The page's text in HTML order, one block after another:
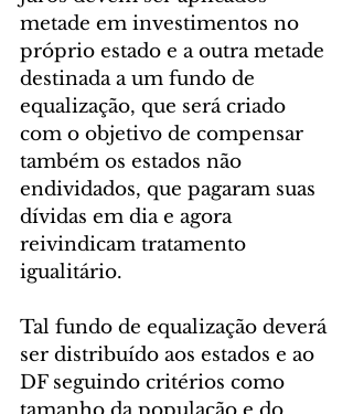
metade em investimentos no
próprio estado e a outra metade
destinada a um fundo de
equalização, que será criado
com o objetivo de compensar
também os estados não
endividados, que pagaram suas
dívidas em dia e agora
reivindicam tratamento
igualitário.
Tal fundo de equalização deverá
ser distribuído aos estados e ao
DF seguindo critérios como